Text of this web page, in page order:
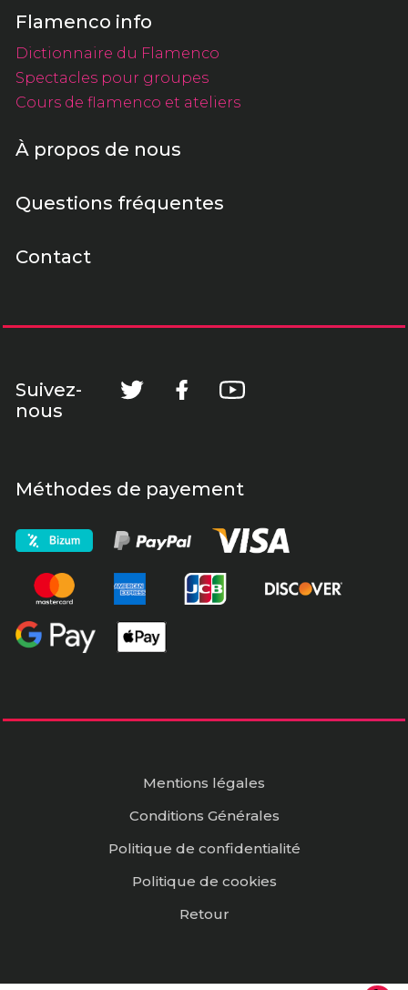
Flamenco info
Dictionnaire du Flamenco
Spectacles pour groupes
Cours de flamenco et ateliers
À propos de nous
Questions fréquentes
Contact
Suivez-
nous
Méthodes de payement
Mentions légales
Conditions Générales
Politique de confidentialité
Politique de cookies
Retour